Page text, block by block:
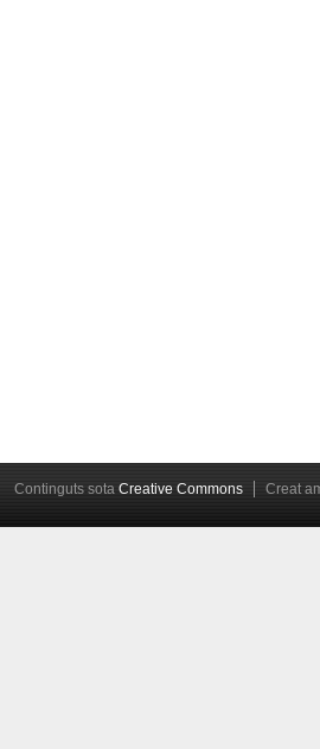
Continguts sota Creative Commons Creat